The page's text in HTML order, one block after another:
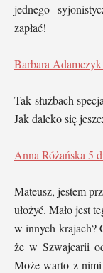
jednego
zapłać!
Barbara Adamczyk
Tak służbach
Jak daleko się
Anna Różańska 5
Mateusz, jestem
ułożyć. Mało jest
w innych krajach?
że w Szwajcarii
Może warto z